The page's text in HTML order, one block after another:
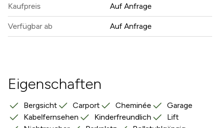
Kaufpreis Auf Anfrage
Verfügbar ab Auf Anfrage
Eigenschaften
Bergsicht Carport Cheminée
Garage
Kabelfernsehen
Kinderfreundlich
Lift